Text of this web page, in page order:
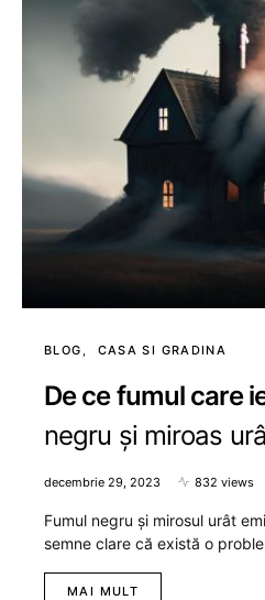
BLOG CASA SI GRADINA
De ce fumul care
negru și miroas
decembrie 29, 2023 832 views
Fumul negru și mirosul urât
semne clare că există o
MAI MULT